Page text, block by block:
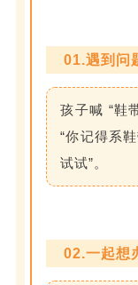
01.遇到问
孩子喊 “鞋
“你记得系
试试”。
02.一起想